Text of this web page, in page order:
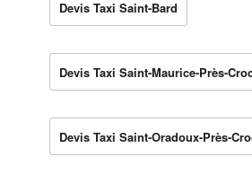
Devis Taxi Saint-Bard
Devis Taxi Saint-Maurice-Près-
Devis Taxi Saint-Oradoux-Près-